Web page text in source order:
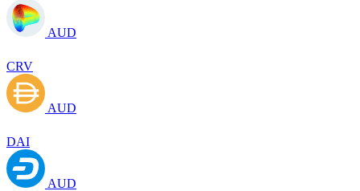
AUD
CRV
AUD
DAI
AUD